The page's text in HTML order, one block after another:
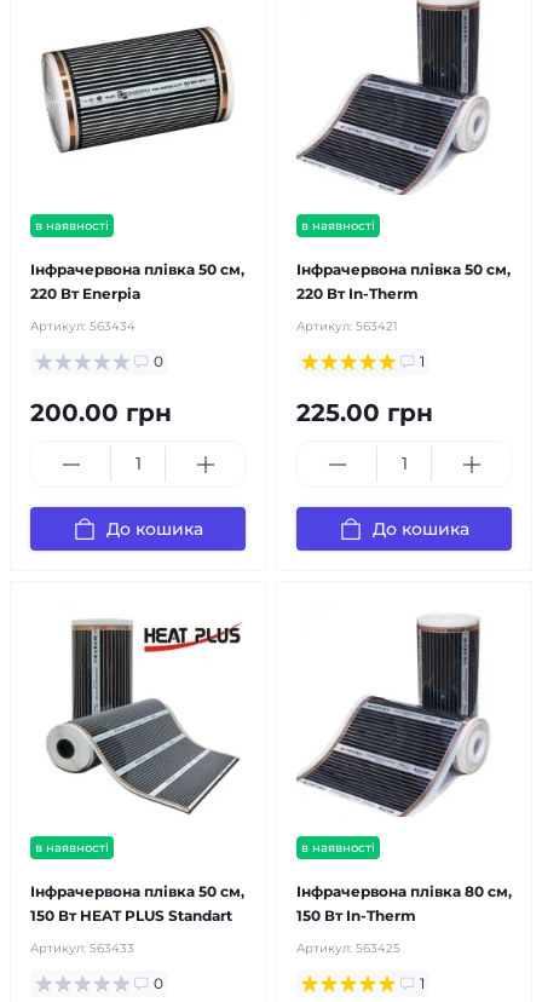
в наявності
Інфрачервона плівка 50 см,
220 Вт Enerpia
Артикул: 563434
0
200.00 грн
До кошика
в наявності
Інфрачервона плівка 50 см,
220 Вт In-Therm
Артикул: 563421
1
225.00 грн
До кошика
в наявності
Інфрачервона плівка 50 см,
150 Вт HEAT PLUS Standart
Артикул: 563433
0
в наявності
Інфрачервона плівка 80 см,
150 Вт In-Therm
Артикул: 563425
1